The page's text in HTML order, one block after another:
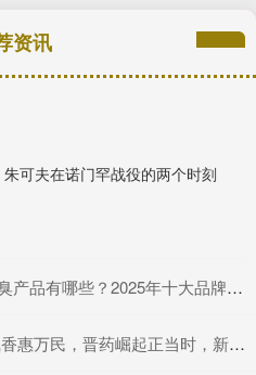
资讯
可夫在诺门罕战役的两个时刻
？2025年十大品牌排行榜，这款实力派
新华（山西）“十大晋药”中药材价格指数亮相中国品牌日活动